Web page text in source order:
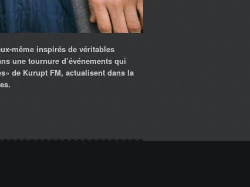
même inspirés de véritables
une tournure d’événements qui
de Kurupt FM, actualisent dans la